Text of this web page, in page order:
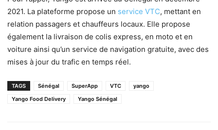
2021. La plateforme propose un service VTC, mettant en
relation passagers et chauffeurs locaux. Elle propose
également la livraison de colis express, en moto et en
voiture ainsi qu’un service de navigation gratuite, avec des
mises à jour du trafic en temps réel.
TAGS Sénégal SuperApp VTC
yango
Yango Food Delivery
Yango Sénégal